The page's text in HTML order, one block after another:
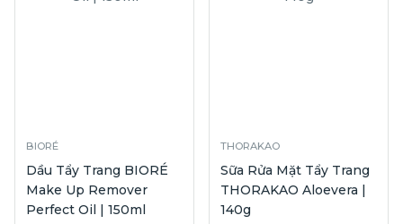
BIORÉ
Dầu Tẩy Trang BIORÉ
Make Up Remover
Perfect Oil | 150ml
THORAKAO
Sữa Rửa Mặt Tẩy Trang
THORAKAO Aloevera |
140g